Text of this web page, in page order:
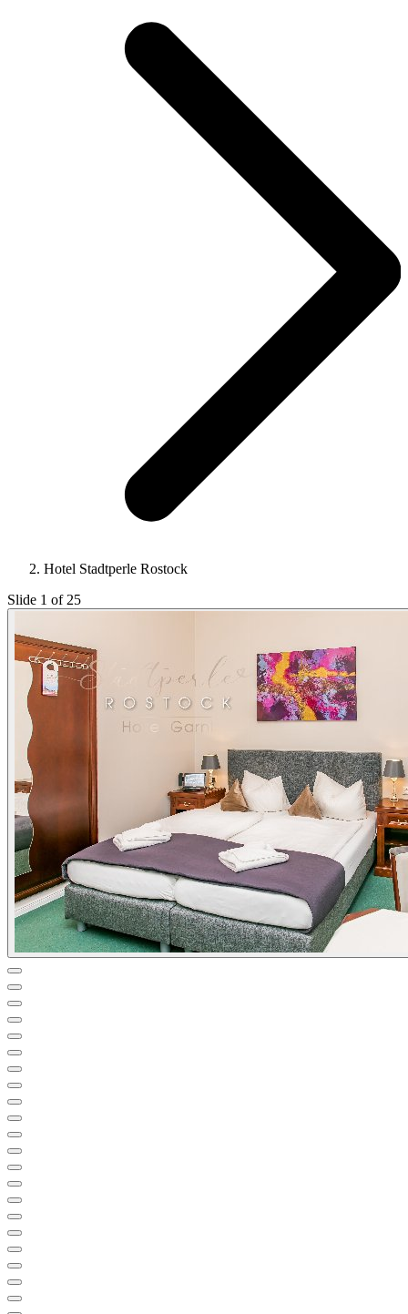
Hotel Stadtperle Rostock
Slide 1 of 25